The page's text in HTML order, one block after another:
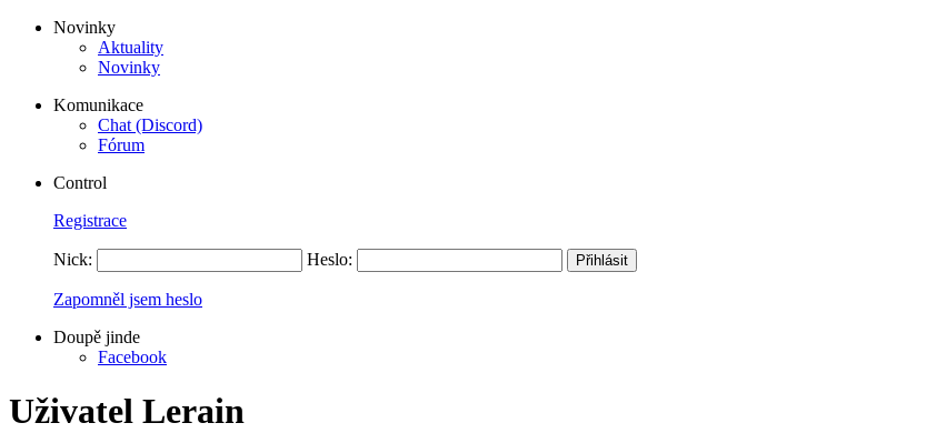
Novinky
Aktuality
Novinky
Komunikace
Chat (Discord)
Fórum
Control
Registrace
Nick: Heslo:
Zapomněl jsem heslo
Doupě jinde
Facebook
Uživatel Lerain